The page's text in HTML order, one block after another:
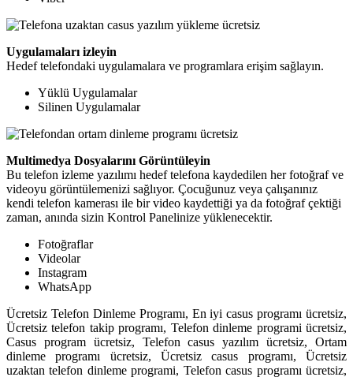
Uygulamaları izleyin
Hedef telefondaki uygulamalara ve programlara erişim sağlayın.
Yüklü Uygulamalar
Silinen Uygulamalar
Multimedya Dosyalarını Görüntüleyin
Bu telefon izleme yazılımı hedef telefona kaydedilen her fotoğraf ve
videoyu görüntülemenizi sağlıyor. Çocuğunuz veya çalışanınız
kendi telefon kamerası ile bir video kaydettiği ya da fotoğraf çektiği
zaman, anında sizin Kontrol Panelinize yüklenecektir.
Fotoğraflar
Videolar
Instagram
WhatsApp
Ücretsiz Telefon Dinleme Programı, En iyi casus programı ücretsiz,
Ücretsiz telefon takip programı, Telefon dinleme programi ücretsiz,
Casus program ücretsiz, Telefon casus yazılım ücretsiz, Ortam
dinleme programı ücretsiz, Ücretsiz casus programı, Ücretsiz
uzaktan telefon dinleme programi, Telefon casus programı ücretsiz,